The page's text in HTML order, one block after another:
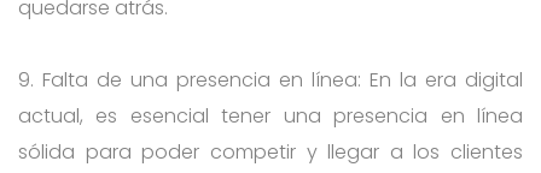
quedarse atrás.
9. Falta de una presencia en línea: En la era digital
actual, es esencial tener una presencia en línea
sólida para poder competir y llegar a los clientes